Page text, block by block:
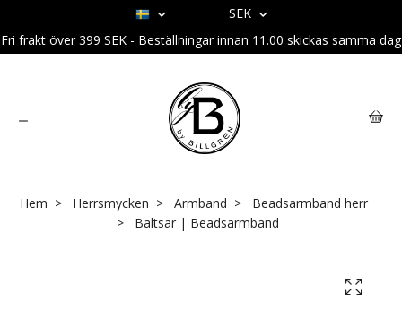
SEK
Fri frakt över 399 SEK - Beställningar innan 11.00 skickas samma dag
Hem Herrsmycken Armband
Beadsarmband herr
Baltsar | Beadsarmband